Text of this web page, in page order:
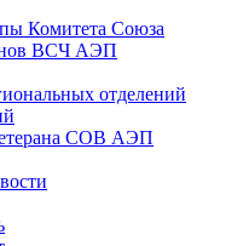
Комитета Союза
ВСЧ АЭП
отделений
CОВ АЭП